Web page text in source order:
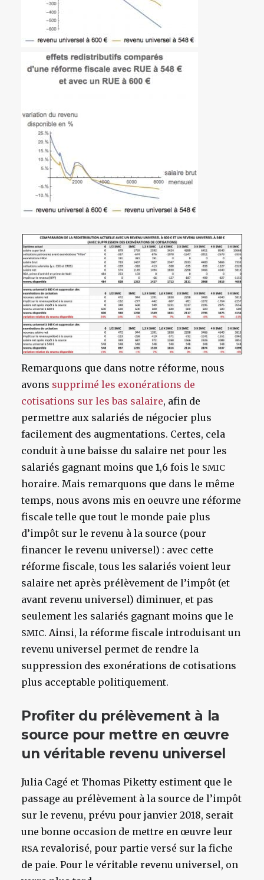
Remarquons que dans notre réforme, nous
avons supprimé les exonérations de
cotisations sur les bas salaire, afin de
permettre aux salariés de négocier plus
facilement des augmentations. Certes, cela
conduit à une baisse du salaire net pour les
salariés gagnant moins que 1,6 fois le SMIC
horaire. Mais remarquons que dans le même
temps, nous avons mis en oeuvre une réforme
fiscale telle que tout le monde paie plus
d’impôt sur le revenu à la source (pour
financer le revenu universel) : avec cette
réforme fiscale, tous les salariés voient leur
salaire net après prélèvement de l’impôt (et
avant revenu universel) diminuer, et pas
seulement les salariés gagnant moins que le
SMIC. Ainsi, la réforme fiscale introduisant un
revenu universel permet de rendre la
suppression des exonérations de cotisations
plus acceptable politiquement.
Profiter du prélèvement à la
source pour mettre en œuvre
un véritable revenu universel
Julia Cagé et Thomas Piketty estiment que le
passage au prélèvement à la source de l’impôt
sur le revenu, prévu pour janvier 2018, serait
une bonne occasion de mettre en œuvre leur
RSArevalorisé, pour partie versé sur la fiche
de paie. Pour le véritable revenu universel, on